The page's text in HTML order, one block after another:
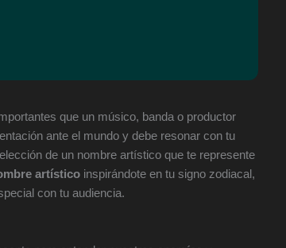
que un músico, banda o productor
ante el mundo y debe resonar con tu
de un nombre artístico que te represente
artístico inspirándote en tu signo zodiacal,
con tu audiencia.